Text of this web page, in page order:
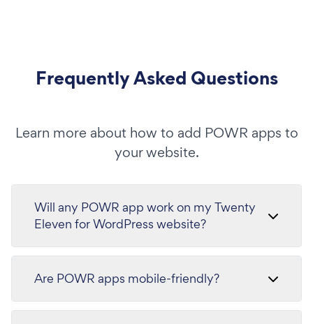
Frequently Asked Questions
Learn more about how to add POWR apps to
your website.
Will any POWR app work on my Twenty
Eleven for WordPress website?
Are POWR apps mobile-friendly?